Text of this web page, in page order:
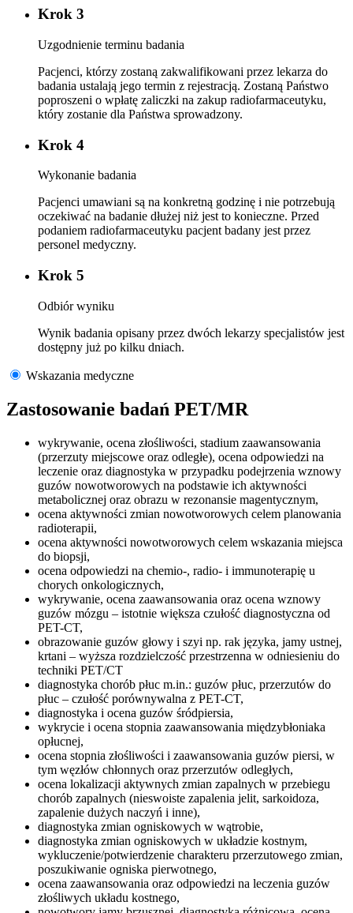
Krok 3
Uzgodnienie terminu badania
Pacjenci, którzy zostaną zakwalifikowani przez lekarza do
badania ustalają jego termin z rejestracją. Zostaną Państwo
poproszeni o wpłatę zaliczki na zakup radiofarmaceutyku,
który zostanie dla Państwa sprowadzony.
Krok 4
Wykonanie badania
Pacjenci umawiani są na konkretną godzinę i nie potrzebują
oczekiwać na badanie dłużej niż jest to konieczne. Przed
podaniem radiofarmaceutyku pacjent badany jest przez
personel medyczny.
Krok 5
Odbiór wyniku
Wynik badania opisany przez dwóch lekarzy specjalistów jest
dostępny już po kilku dniach.
Wskazania medyczne
Zastosowanie badań PET/MR
wykrywanie, ocena złośliwości, stadium zaawansowania
(przerzuty miejscowe oraz odległe), ocena odpowiedzi na
leczenie oraz diagnostyka w przypadku podejrzenia wznowy
guzów nowotworowych na podstawie ich aktywności
metabolicznej oraz obrazu w rezonansie magentycznym,
ocena aktywności zmian nowotworowych celem planowania
radioterapii,
ocena aktywności nowotworowych celem wskazania miejsca
do biopsji,
ocena odpowiedzi na chemio-, radio- i immunoterapię u
chorych onkologicznych,
wykrywanie, ocena zaawansowania oraz ocena wznowy
guzów mózgu – istotnie większa czułość diagnostyczna od
PET-CT,
obrazowanie guzów głowy i szyi np. rak języka, jamy ustnej,
krtani – wyższa rozdzielczość przestrzenna w odniesieniu do
techniki PET/CT
diagnostyka chorób płuc m.in.: guzów płuc, przerzutów do
płuc – czułość porównywalna z PET-CT,
diagnostyka i ocena guzów śródpiersia,
wykrycie i ocena stopnia zaawansowania międzybłoniaka
opłucnej,
ocena stopnia złośliwości i zaawansowania guzów piersi, w
tym węzłów chłonnych oraz przerzutów odległych,
ocena lokalizacji aktywnych zmian zapalnych w przebiegu
chorób zapalnych (nieswoiste zapalenia jelit, sarkoidoza,
zapalenie dużych naczyń i inne),
diagnostyka zmian ogniskowych w wątrobie,
diagnostyka zmian ogniskowych w układzie kostnym,
wykluczenie/potwierdzenie charakteru przerzutowego zmian,
poszukiwanie ogniska pierwotnego,
ocena zaawansowania oraz odpowiedzi na leczenia guzów
złośliwych układu kostnego,